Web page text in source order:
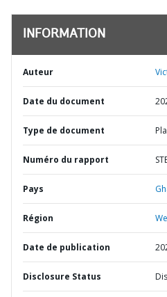
INFORMATION
Auteur
Date du document
Type de document
Numéro du rapport
Pays
Région
Date de publication
Disclosure Status